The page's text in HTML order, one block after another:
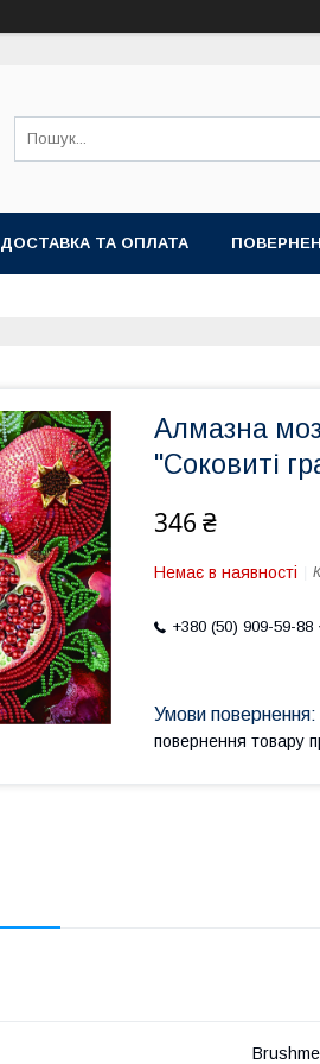
ДОСТАВКА ТА ОПЛАТА
Алмазна
"Соковиті
346 ₴
Немає в наявності
+380 (50) 909-59-88
повернення товару
Brushme